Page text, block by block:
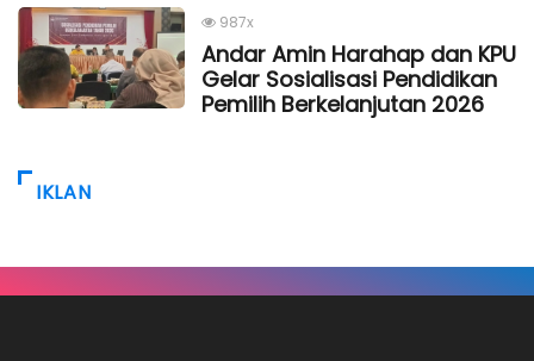
987x
Andar Amin Harahap dan KPU
Gelar Sosialisasi Pendidikan
Pemilih Berkelanjutan 2026
IKLAN